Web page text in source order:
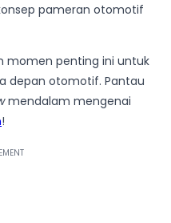
pameran otomotif
momen penting ini untuk
depan otomotif. Pantau
mendalam mengenai
!